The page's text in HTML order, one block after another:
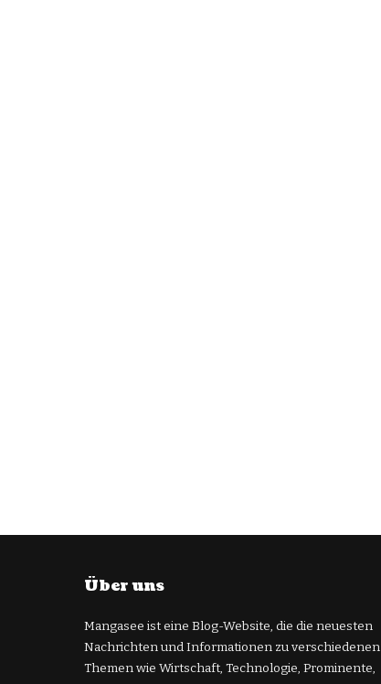
Über uns
Mangasee ist eine Blog-Website, die die neuesten
Nachrichten und Informationen zu verschiedenen
Themen wie Wirtschaft, Technologie, Prominente,